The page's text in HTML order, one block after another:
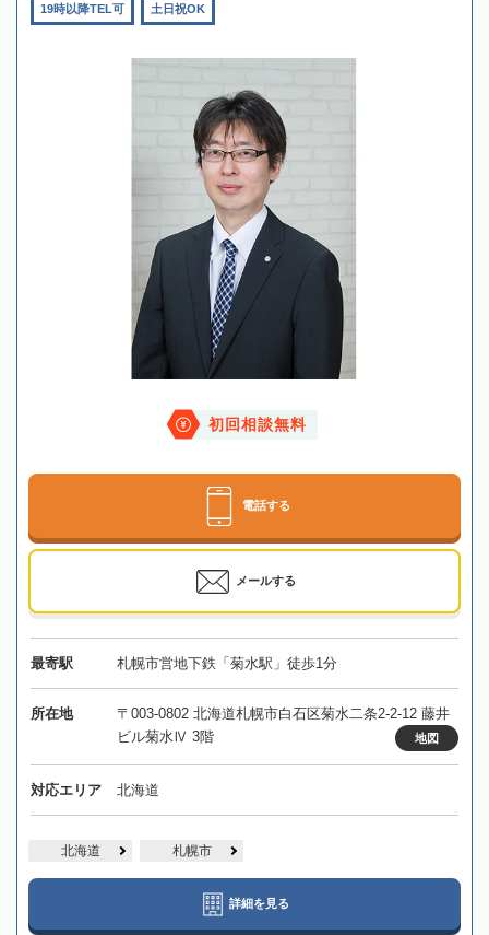
19時以降TEL可 土日祝OK
初回相談無料
電話する
メールする
最寄駅 札幌市営地下鉄「菊水駅」徒歩1分
所在地
〒003-0802 北海道札幌市白石区菊水二条2-2-12 藤井
ビル菊水Ⅳ 3階
地図
対応エリア 北海道
北海道 札幌市
詳細を見る